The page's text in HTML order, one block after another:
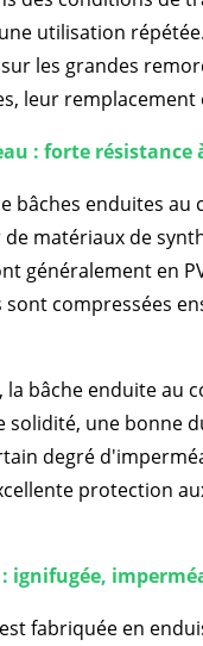
utilisation
les grandes
leur remplacement
: forte résistance
bâches enduites
matériaux de
généralement en
sont compressées
bâche enduite au
solidité, une bonne
degré
protection
ignifugée,
fabriquée en